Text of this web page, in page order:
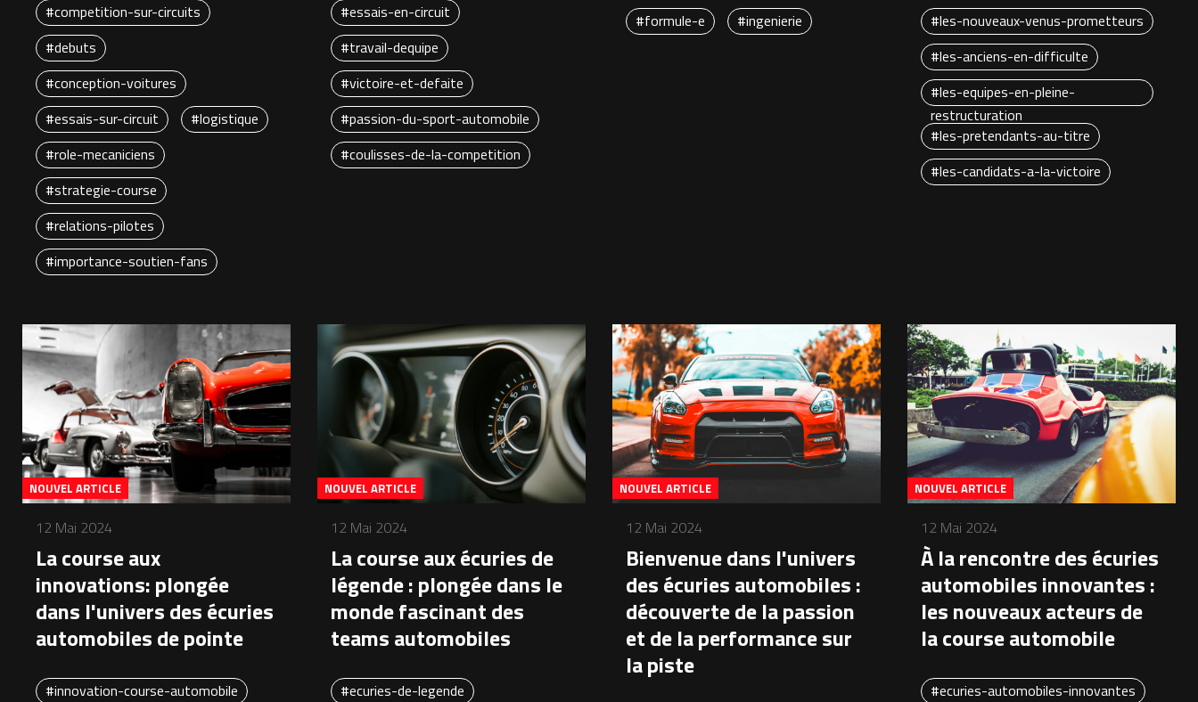
#competition-sur-circuits
#debuts
#conception-voitures
#essais-sur-circuit
#logistique
#role-mecaniciens
#strategie-course
#relations-pilotes
#importance-soutien-fans
#essais-en-circuit
#travail-dequipe
#victoire-et-defaite
#passion-du-sport-automobile
#coulisses-de-la-competition
#formule-e
#ingenierie
#les-nouveaux-venus-prometteurs
#les-anciens-en-difficulte
#les-equipes-en-pleine-
restructuration
#les-pretendants-au-titre
#les-candidats-a-la-victoire
NOUVEL ARTICLE
12 Mai 2024
La course aux
innovations: plongée
dans l'univers des écuries
automobiles de pointe
#innovation-course-automobile
NOUVEL ARTICLE
12 Mai 2024
La course aux écuries de
légende : plongée dans le
monde fascinant des
teams automobiles
#ecuries-de-legende
NOUVEL ARTICLE
12 Mai 2024
Bienvenue dans l'univers
des écuries automobiles :
découverte de la passion
et de la performance sur
la piste
NOUVEL ARTICLE
12 Mai 2024
À la rencontre des écuries
automobiles innovantes :
les nouveaux acteurs de
la course automobile
#ecuries-automobiles-innovantes